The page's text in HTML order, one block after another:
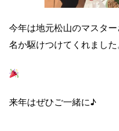
今年は地元松山のマスタ
名か駆けつけてくれました
来年はぜひご一緒に♪